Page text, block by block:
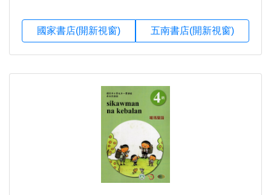
國家書店(開新視窗) 五南書店(開新視窗)